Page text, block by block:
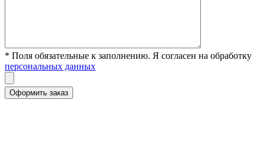
* Поля обязательные к заполнению. Я согласен на обработку
персональных данных